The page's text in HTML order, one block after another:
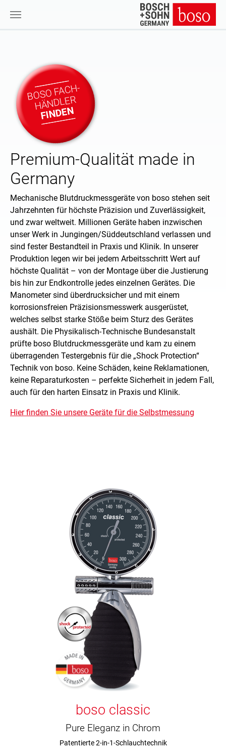
BOSO FACH-
HÄNDLER
FINDEN
Premium-Qualität made in
Germany
Mechanische Blutdruckmessgeräte von boso stehen seit
Jahrzehnten für höchste Präzision und Zuverlässigkeit,
und zwar weltweit. Millionen Geräte haben inzwischen
unser Werk in Jungingen/Süddeutschland verlassen und
sind fester Bestandteil in Praxis und Klinik. In unserer
Produktion legen wir bei jedem Arbeitsschritt Wert auf
höchste Qualität – von der Montage über die Justierung
bis hin zur Endkontrolle jedes einzelnen Gerätes. Die
Manometer sind überdrucksicher und mit einem
korrosionsfreien Präzisionsmesswerk ausgerüstet,
welches selbst starke Stöße beim Sturz des Gerätes
aushält. Die Physikalisch-Technische Bundesanstalt
prüfte boso Blutdruckmessgeräte und kam zu einem
überragenden Testergebnis für die „Shock Protection“
Technik von boso. Keine Schäden, keine Reklamationen,
keine Reparaturkosten – perfekte Sicherheit in jedem Fall,
auch für den harten Einsatz in Praxis und Klinik.
Hier finden Sie unsere Geräte für die Selbstmessung
boso classic
Pure Eleganz in Chrom
Patentierte 2-in-1-Schlauchtechnik